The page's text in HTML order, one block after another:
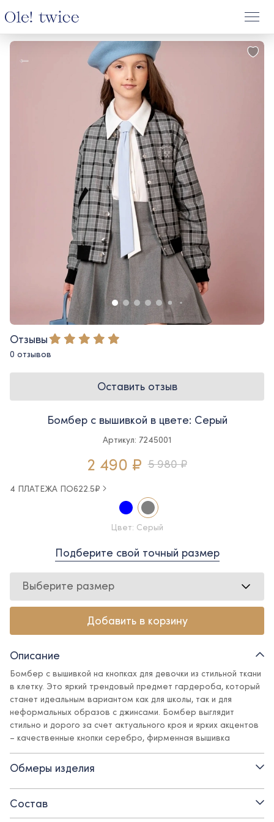
Отзывы
0 отзывов
Оставить отзыв
Бомбер с вышивкой в цвете: Серый
Артикул: 7245001
2 490 ₽ 5 980 ₽
4 ПЛАТЕЖА ПО622.5₽
Цвет: Серый
Подберите свой точный размер
Выберите размер
Добавить в корзину
Описание
Бомбер с вышивкой на кнопках для девочки из стильной ткани
в клетку. Это яркий трендовый предмет гардероба, который
станет идеальным вариантом как для школы, так и для
неформальных образов с джинсами. Бомбер выглядит
стильно и дорого за счет актуального кроя и ярких акцентов
– качественные кнопки серебро, фирменная вышивка
Ole!twice шелковыми нитями. Вышивка в виде кота в
цилиндре – не оставит равнодушной ни одну юную модницу и
сделает строгий школьный образ более игривым и
интересным. Бомбер в сочетании с блузами, юбками и
брюками Ole!twice создает образ формы элитных английских
Обмеры изделия
Состав